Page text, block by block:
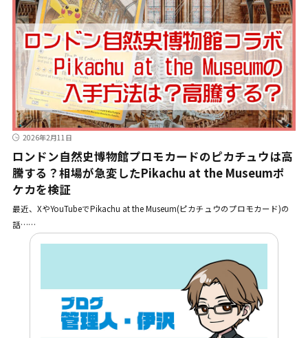
2026年2月11日
ロンドン自然史博物館プロモカードのピカチュウは高
騰する？相場が急変したPikachu at the Museumポ
ケカを検証
最近、XやYouTubeでPikachu at the Museum(ピカチュウのプロモカード)の
話……